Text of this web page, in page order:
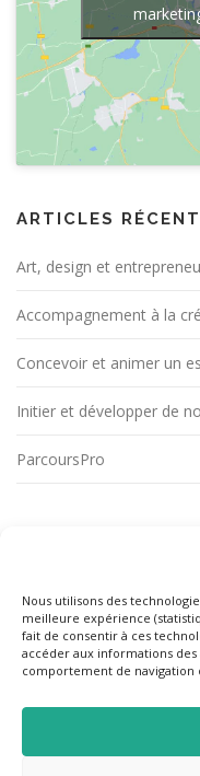
Nous utilisons des
meilleure expérience
fait de consentir à ces
accéder aux informations
comportement de navigation
ARTICLES
Art, design et
Accompagnement à la
Concevoir et animer un
Initier et développer de
ParcoursPro
N° O.F. : 31 59 09031 59 – certifié
© 2016-2025